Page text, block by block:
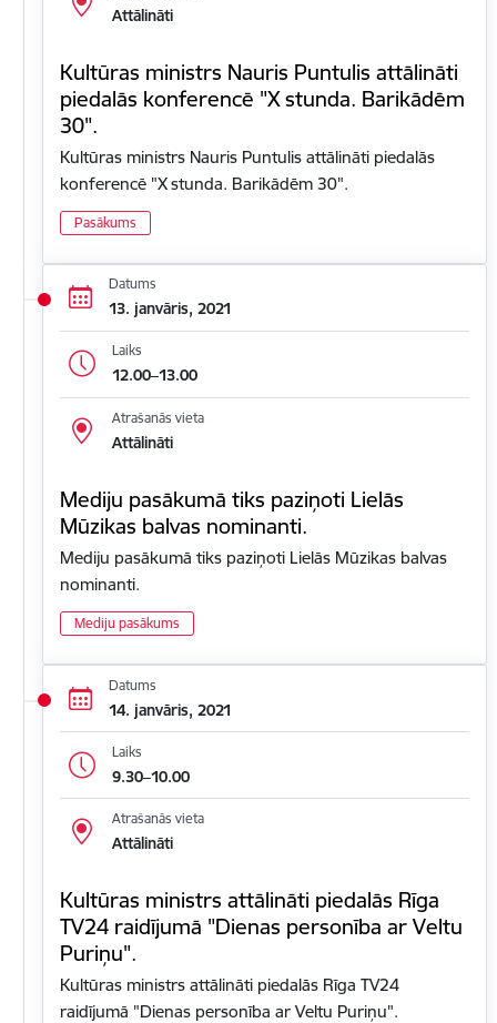
Attālināti
Kultūras ministrs Nauris Puntulis attālināti
piedalās konferencē "X stunda. Barikādēm
30".
Kultūras ministrs Nauris Puntulis attālināti piedalās
konferencē "X stunda. Barikādēm 30".
Pasākums
Datums
13. janvāris, 2021
Laiks
12.00–13.00
Atrašanās vieta
Attālināti
Mediju pasākumā tiks paziņoti Lielās
Mūzikas balvas nominanti.
Mediju pasākumā tiks paziņoti Lielās Mūzikas balvas
nominanti.
Mediju pasākums
Datums
14. janvāris, 2021
Laiks
9.30–10.00
Atrašanās vieta
Attālināti
Kultūras ministrs attālināti piedalās Rīga
TV24 raidījumā "Dienas personība ar Veltu
Puriņu".
Kultūras ministrs attālināti piedalās Rīga TV24
raidījumā "Dienas personība ar Veltu Puriņu".